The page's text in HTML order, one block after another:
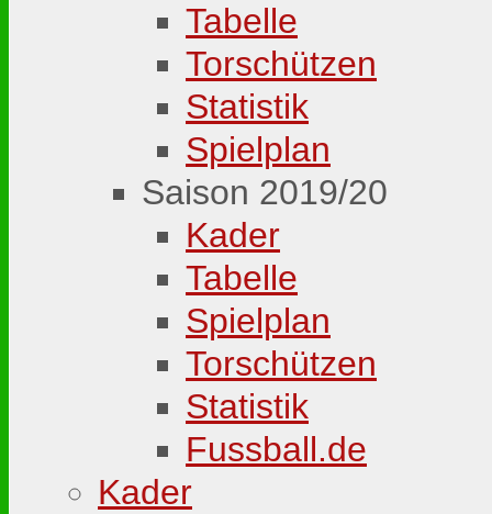
Tabelle
Torschützen
Statistik
Spielplan
Saison 2019/20
Kader
Tabelle
Spielplan
Torschützen
Statistik
Fussball.de
Kader